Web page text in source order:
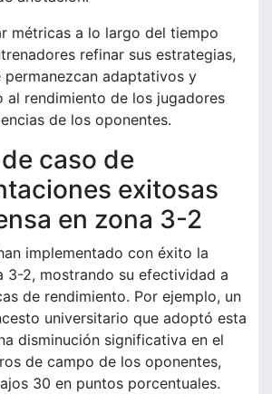
métricas a lo largo del tiempo
refinar sus estrategias,
permanezcan adaptativos y
al rendimiento de los jugadores
de los oponentes.
caso de
exitosas
en zona 3-2
implementado con éxito la
3-2, mostrando su efectividad a
de rendimiento. Por ejemplo, un
universitario que adoptó esta
disminución significativa en el
de campo de los oponentes,
30 en puntos porcentuales.